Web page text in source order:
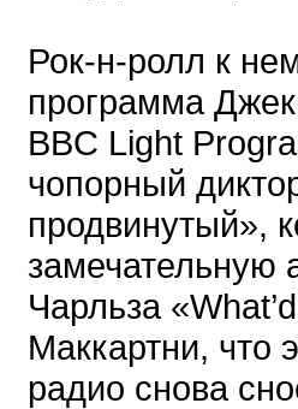
Рок-н-ролл к
программа
BBC Light
чопорный
продвинутый»,
замечательную
Чарльза
Маккартни, что
радио снова